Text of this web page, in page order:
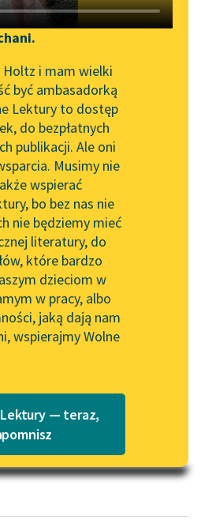
Zgłoś brak utworu
Narzędzia
Mapa Wolnych Lektur
Leśmianator
Przewodnik dla piszących i
czytających
API
OAI-PMH
Widget Wolnych Lektur
Przypisy
Katalog w formacie PDF
Holtz i mam wielki
być ambasadorką
Lektury to dostęp
do bezpłatnych
publikacji. Ale oni
Musimy nie
wspierać
bo bez nas nie
nie będziemy mieć
literatury, do
które bardzo
dzieciom w
w pracy, albo
jaką dają nam
wspierajmy Wolne
— teraz,